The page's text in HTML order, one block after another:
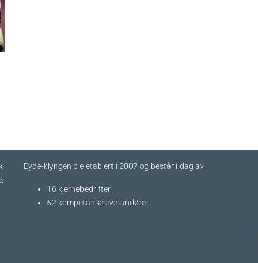
Eyde-klyngen ble etablert i 2007 og består i dag av:
16 kjernebedrifter​
52 kompetanseleverandører